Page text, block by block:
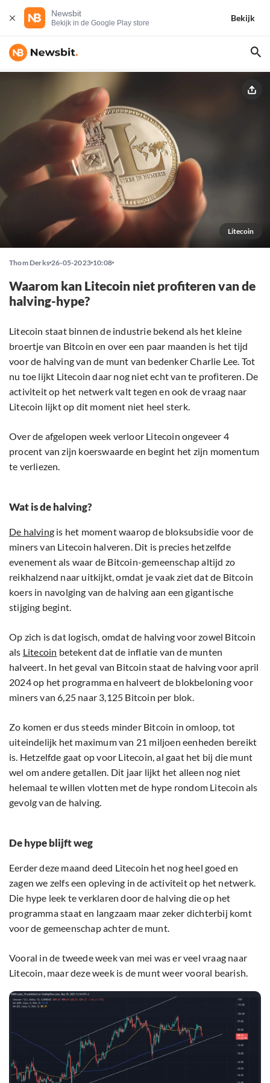
Newsbit
Bekijk in de Google Play store
Bekijk
Litecoin
Thom Derks 26-05-2023 10:08
Waarom kan Litecoin niet profiteren van de
halving-hype?
Litecoin staat binnen de industrie bekend als het kleine
broertje van Bitcoin en over een paar maanden is het tijd
voor de halving van de munt van bedenker Charlie Lee. Tot
nu toe lijkt Litecoin daar nog niet echt van te profiteren. De
activiteit op het netwerk valt tegen en ook de vraag naar
Litecoin lijkt op dit moment niet heel sterk.
Over de afgelopen week verloor Litecoin ongeveer 4
procent van zijn koerswaarde en begint het zijn momentum
te verliezen.
Wat is de halving?
De halving is het moment waarop de bloksubsidie voor de
miners van Litecoin halveren. Dit is precies hetzelfde
evenement als waar de Bitcoin-gemeenschap altijd zo
reikhalzend naar uitkijkt, omdat je vaak ziet dat de Bitcoin
koers in navolging van de halving aan een gigantische
stijging begint.
Op zich is dat logisch, omdat de halving voor zowel Bitcoin
als Litecoin betekent dat de inflatie van de munten
halveert. In het geval van Bitcoin staat de halving voor april
2024 op het programma en halveert de blokbeloning voor
miners van 6,25 naar 3,125 Bitcoin per blok.
Zo komen er dus steeds minder Bitcoin in omloop, tot
uiteindelijk het maximum van 21 miljoen eenheden bereikt
is. Hetzelfde gaat op voor Litecoin, al gaat het bij die munt
wel om andere getallen. Dit jaar lijkt het alleen nog niet
helemaal te willen vlotten met de hype rondom Litecoin als
gevolg van de halving.
De hype blijft weg
Eerder deze maand deed Litecoin het nog heel goed en
zagen we zelfs een opleving in de activiteit op het netwerk.
Die hype leek te verklaren door de halving die op het
programma staat en langzaam maar zeker dichterbij komt
voor de gemeenschap achter de munt.
Vooral in de tweede week van mei was er veel vraag naar
Litecoin, maar deze week is de munt weer vooral bearish.